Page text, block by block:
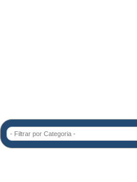
- Filtrar por Categoria -